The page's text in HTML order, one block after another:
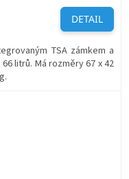
DETAIL
TSA zámkem a
litrů. Má rozměry 67 x 42